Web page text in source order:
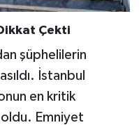
Çekti
şüphelilerin
İstanbul
en kritik
Emniyet